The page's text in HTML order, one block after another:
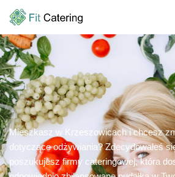
Przejdź
do
treści
Mieszkasz w Krzeszowicach i chcesz
dotyczące odżywiania? Zdecydowałeś
poszukujesz firmy cateringowej, która